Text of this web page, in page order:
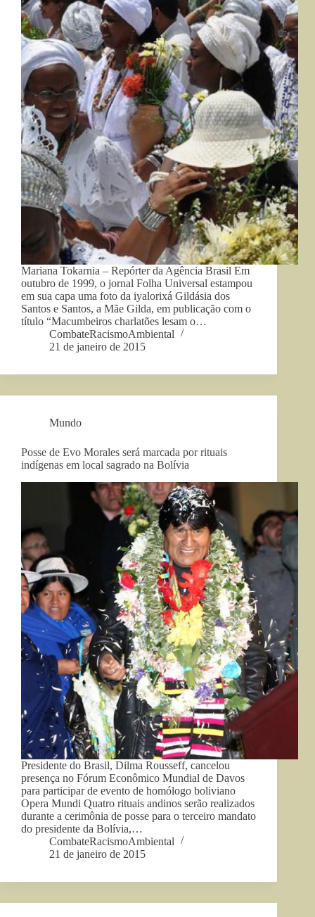
Mariana Tokarnia – Repórter da Agência Brasil Em
outubro de 1999, o jornal Folha Universal estampou
em sua capa uma foto da iyalorixá Gildásia dos
Santos e Santos, a Mãe Gilda, em publicação com o
título “Macumbeiros charlatões lesam o…
CombateRacismoAmbiental
21 de janeiro de 2015
Mundo
Posse de Evo Morales será marcada por rituais
indígenas em local sagrado na Bolívia
Presidente do Brasil, Dilma Rousseff, cancelou
presença no Fórum Econômico Mundial de Davos
para participar de evento de homólogo boliviano
Opera Mundi Quatro rituais andinos serão realizados
durante a cerimônia de posse para o terceiro mandato
do presidente da Bolívia,…
CombateRacismoAmbiental
21 de janeiro de 2015